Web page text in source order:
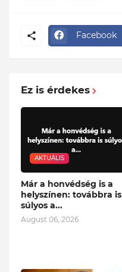
Facebook
Ez is érdekes
AKTUÁLIS
Már a honvédség is a
helyszínen: továbbra is
súlyos a...
August 06, 2026